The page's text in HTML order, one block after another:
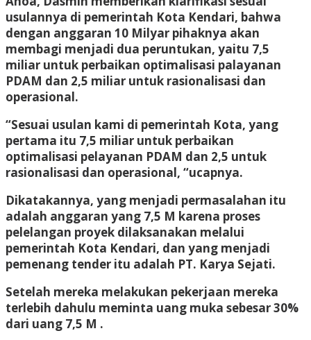
usulannya di pemerintah Kota Kendari, bahwa
dengan anggaran 10 Milyar pihaknya akan
membagi menjadi dua peruntukan, yaitu 7,5
miliar untuk perbaikan optimalisasi palayanan
PDAM dan 2,5 miliar untuk rasionalisasi dan
operasional.
“Sesuai usulan kami di pemerintah Kota, yang
pertama itu 7,5 miliar untuk perbaikan
optimalisasi pelayanan PDAM dan 2,5 untuk
rasionalisasi dan operasional, “ucapnya.
Dikatakannya, yang menjadi permasalahan itu
adalah anggaran yang 7,5 M karena proses
pelelangan proyek dilaksanakan melalui
pemerintah Kota Kendari, dan yang menjadi
pemenang tender itu adalah PT. Karya Sejati.
Setelah mereka melakukan pekerjaan mereka
terlebih dahulu meminta uang muka sebesar 30%
dari uang 7,5 M .